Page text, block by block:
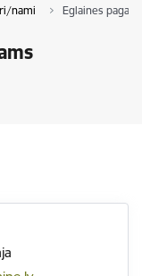
nami Eglaines